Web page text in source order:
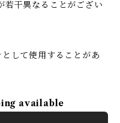
干異なることがござい
して使用することがあ
available